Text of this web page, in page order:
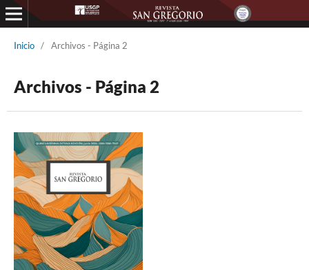
Inicio / Archivos - Página 2
Archivos - Página 2